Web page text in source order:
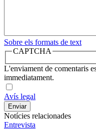
Sobre els formats de text
CAPTCHA
L'enviament de comentaris
immediatament.
Avís legal
Notícies relacionades
Entrevista